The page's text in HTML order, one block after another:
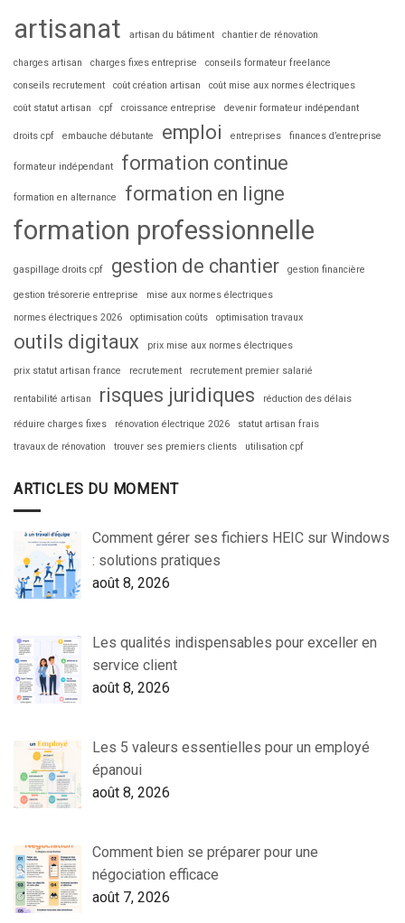
artisanat artisan du bâtiment chantier de rénovation
charges artisan charges fixes entreprise
conseils formateur freelance
conseils recrutement
coût création artisan
coût mise aux normes électriques
coût statut artisan
cpf croissance entreprise devenir formateur indépendant
droits cpf embauche débutante emploi entreprises finances d’entreprise
formateur indépendant formation continue
formation en alternance formation en ligne
formation professionnelle
gaspillage droits cpf gestion de chantier gestion financière
gestion trésorerie entreprise
mise aux normes électriques
normes électriques 2026
optimisation coûts optimisation travaux
outils digitaux prix mise aux normes électriques
prix statut artisan france recrutement recrutement premier salarié
rentabilité artisan risques juridiques réduction des délais
réduire charges fixes rénovation électrique 2026
statut artisan frais
travaux de rénovation
trouver ses premiers clients utilisation cpf
ARTICLES DU MOMENT
Comment gérer ses fichiers HEIC sur Windows
: solutions pratiques
août 8, 2026
Les qualités indispensables pour exceller en
service client
août 8, 2026
Les 5 valeurs essentielles pour un employé
épanoui
août 8, 2026
Comment bien se préparer pour une
négociation efficace
août 7, 2026